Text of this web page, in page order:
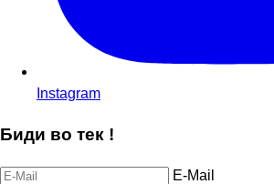
Instagram
Биди во тек !
E-Mail